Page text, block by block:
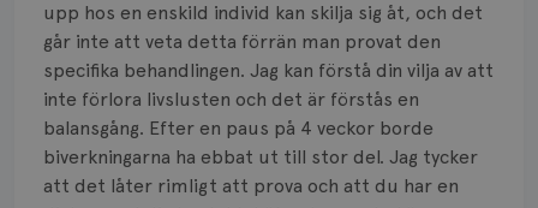
upp hos en enskild individ kan skilja sig åt, och det
går inte att veta detta förrän man provat den
specifika behandlingen. Jag kan förstå din vilja av att
inte förlora livslusten och det är förstås en
balansgång. Efter en paus på 4 veckor borde
biverkningarna ha ebbat ut till stor del. Jag tycker
att det låter rimligt att prova och att du har en